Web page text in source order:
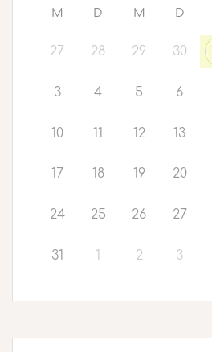
M D M D
27 28 29 30
3 4 5 6
10 11 12 13
17 18 19 20
24 25 26 27
31 1 2 3